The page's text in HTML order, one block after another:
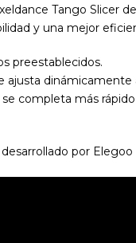
Tango
y una mejor
preestablecidos.
dinámicamente
completa más
por